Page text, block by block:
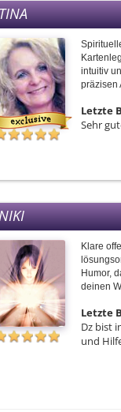
intuitiv
präzisen
Letzte
Sehr
Klare
Humor,
deinen
Letzte
Dz bist
und